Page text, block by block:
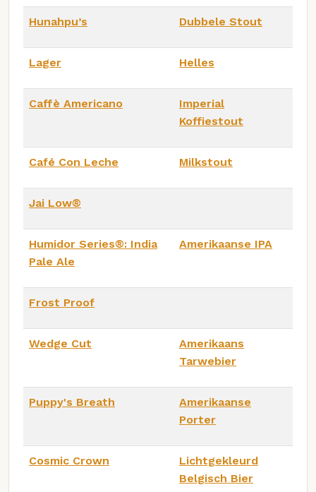
Hunahpu’s Dubbele Stout
Lager Helles
Caffè Americano
Imperial
Koffiestout
Café Con Leche Milkstout
Jai Low®
Humidor Series®: India
Pale Ale
Amerikaanse IPA
Frost Proof
Wedge Cut
Amerikaans
Tarwebier
Puppy's Breath
Amerikaanse
Porter
Cosmic Crown
Lichtgekleurd
Belgisch Bier